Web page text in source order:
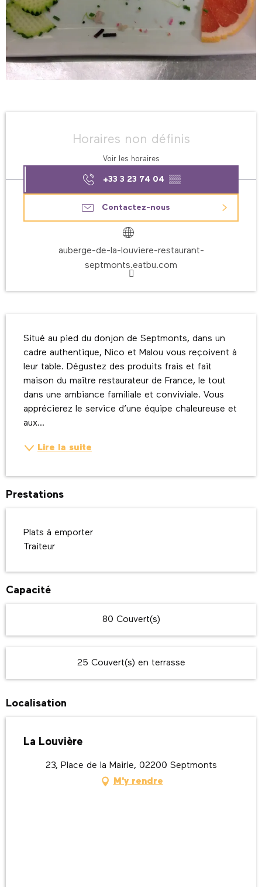
Horaires non définis
Voir les horaires
+33 3 23 74 04 ▒▒
Contactez-nous
auberge-de-la-louviere-restaurant-
septmonts.eatbu.com
Situé au pied du donjon de Septmonts, dans un
cadre authentique, Nico et Malou vous reçoivent à
leur table. Dégustez des produits frais et fait
maison du maître restaurateur de France, le tout
dans une ambiance familiale et conviviale. Vous
apprécierez le service d’une équipe chaleureuse et
aux...
Lire la suite
Prestations
Plats à emporter
Traiteur
Capacité
80 Couvert(s)
25 Couvert(s) en terrasse
Localisation
La Louvière
23, Place de la Mairie, 02200 Septmonts
M'y rendre